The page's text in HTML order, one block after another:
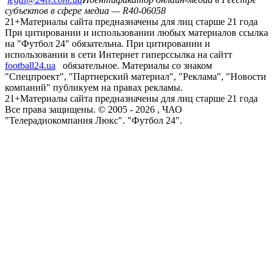
субъектов в сфере медиа — R40-06058
21+Материалы сайта предназначены для лиц старше 21 года
При цитировании и использовании любых материалов ссылка
на "Футбол 24" обязательна. При цитировании и
использовании в сети Интернет гиперссылка на сайтт
football24.ua
обязательное. Материалы со знаком
"Спецпроект", "Партнерский материал", "Реклама", "Новости
компаний" публикуем на правах рекламы.
21+Материалы сайта предназначены для лиц старше 21 года
Все права защищены. © 2005 - 2026 , ЧАО
"Телерадиокомпания Люкс". "Футбол 24".